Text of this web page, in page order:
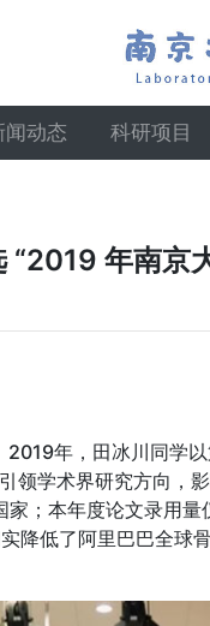
闻动态 科研项目
年南京
年，田冰川同学
学术界研究方向，
；本年度论文录用
降低了阿里巴巴全球骨